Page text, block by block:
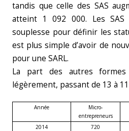
tandis que celle des SAS
atteint 1 092 000. Les
souplesse pour définir les
est plus simple d’avoir de
pour une SARL.
La part des autres formes
légèrement, passant de 13 à
Année
Micro-
entrepreneurs
2014 720